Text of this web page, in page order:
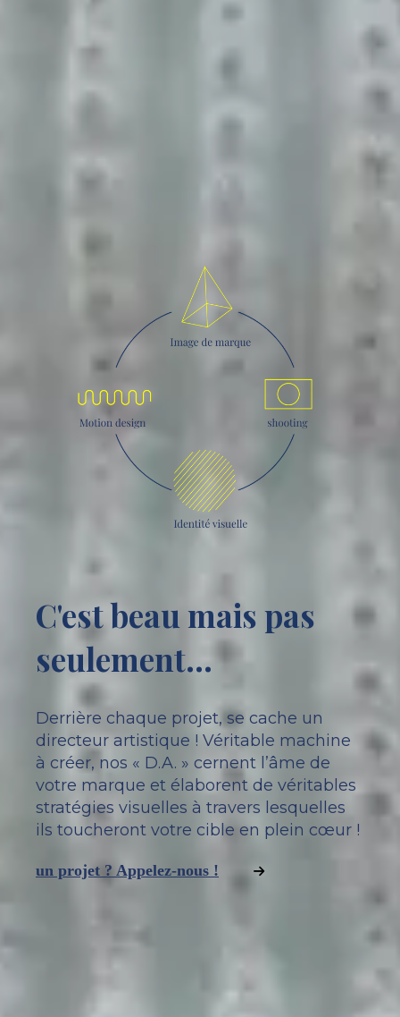
C'est beau mais pas
seulement…
Derrière chaque projet, se cache un
directeur artistique ! Véritable machine
à créer, nos « D.A. » cernent l’âme de
votre marque et élaborent de véritables
stratégies visuelles à travers lesquelles
ils toucheront votre cible en plein cœur !
un projet ? Appelez-nous !